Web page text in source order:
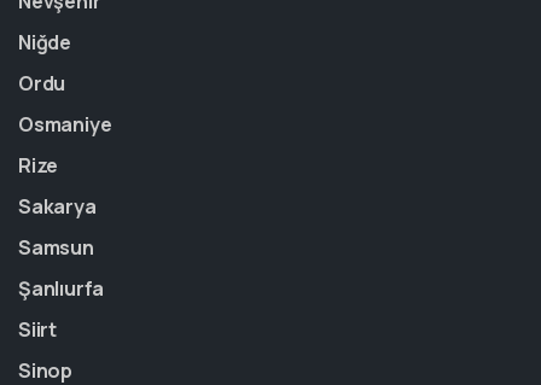
Niğde
Ordu
Osmaniye
Rize
Sakarya
Samsun
Şanlıurfa
Siirt
Sinop